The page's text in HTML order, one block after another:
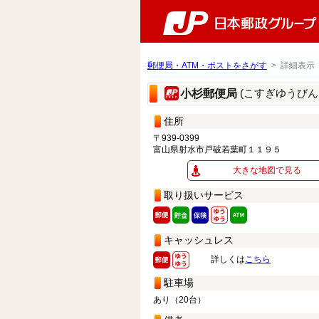
郵便局・ATM・ポストをさがす > 詳細表示
小杉郵便局 (こすぎゆうび
住所
〒939-0399
富山県射水市戸破若葉町１１９５
大きな地図で見る
取り扱いサービス
キャッシュレス
詳しくはこちら
駐車場
あり（20台）